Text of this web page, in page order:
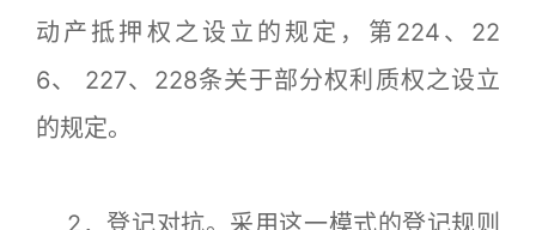
动产抵押权之设立的规定，第224、22
6、 227、228条关于部分权利质权之设立
的规定。
2．登记对抗。采用这一模式的登记规则